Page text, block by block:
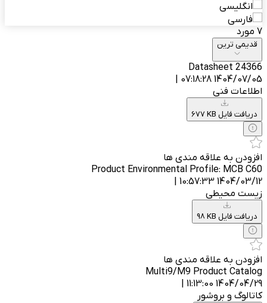
انگلیسی
فارسی
7 مورد
قدیمی ترین
Datasheet 24366
1404/07/05 07:18:28 |
اطلاعات فنی
677 KB دریافت فایل
افزودن به علاقه مندی ها
Product Environmental Profile: MCB C60
1404/03/12 10:57:33 |
زیست محیطی
98 KB دریافت فایل
افزودن به علاقه مندی ها
Multi9/M9 Product Catalog
1404/04/29 11:13:00 |
کاتالوگ و بروشور